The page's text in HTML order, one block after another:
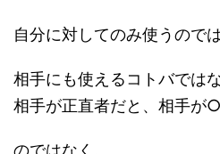
自分に対してのみ使うのでは
相手にも使えるコトバでは
相手が正直者だと、相手が
のではなく、